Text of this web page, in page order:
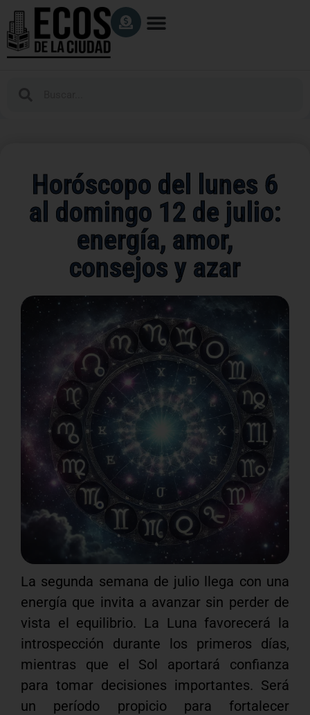
Horóscopo del lunes 6
al domingo 12 de julio:
energía, amor,
consejos y azar
La segunda semana de julio llega con una
energía que invita a avanzar sin perder de
vista el equilibrio. La Luna favorecerá la
introspección durante los primeros días,
mientras que el Sol aportará confianza
para tomar decisiones importantes. Será
un período propicio para fortalecer